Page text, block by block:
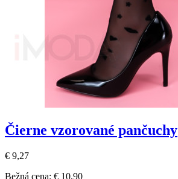
Čierne vzorované pančuchy
€ 9,27
Bežná cena: € 10,90